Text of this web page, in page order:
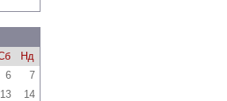
Нд
6
7
13
14